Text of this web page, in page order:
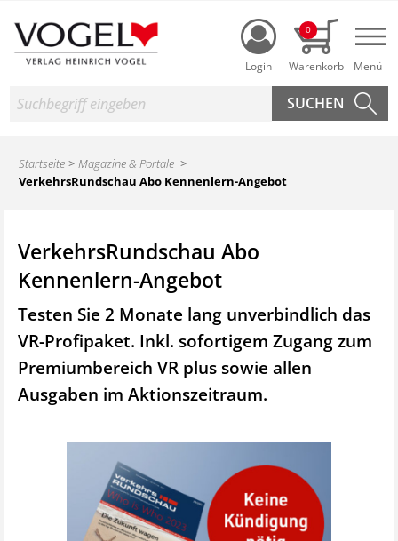
Login
0
Suche
Startseite
Magazine & Portale
VerkehrsRundschau Abo Kennenlern-Angebot
VerkehrsRundschau Abo
Kennenlern-Angebot
Testen Sie 2 Monate lang unverbindlich das
VR-Profipaket. Inkl. sofortigem Zugang zum
Premiumbereich VR plus sowie allen
Ausgaben im Aktionszeitraum.